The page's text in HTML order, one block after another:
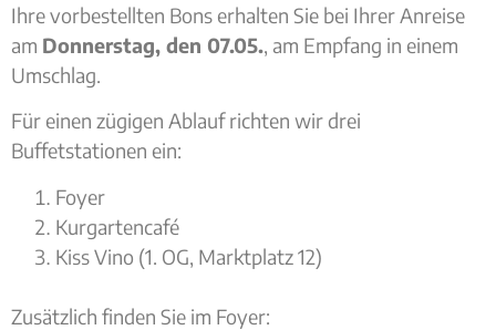
Ihre vorbestellten Bons erhalten Sie bei Ihrer Anreise
am Donnerstag, den 07.05., am Empfang in einem
Umschlag.
Für einen zügigen Ablauf richten wir drei
Buffetstationen ein:
Foyer
Kurgartencafé
Kiss Vino (1. OG, Marktplatz 12)
Zusätzlich finden Sie im Foyer: